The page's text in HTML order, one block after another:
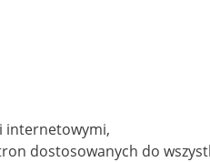
internetowymi,
dostosowanych do